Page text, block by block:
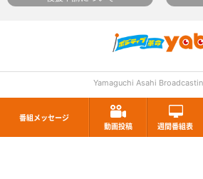
番組メッセージ
動画投稿
週間番組表
Yamaguchi Asahi